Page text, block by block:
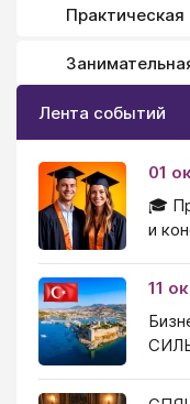
Практическая
Лента событий
01
🎓
и
11